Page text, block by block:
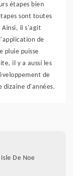
étapes bien
sont toutes
Ainsi, il s'agit
de
pluie puisse
il y a aussi les
de
dizaine d'années.
De Noe